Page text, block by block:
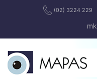
(02) 3224 229
mk